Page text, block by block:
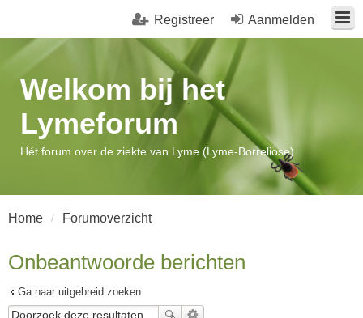
Aanmelden
Registreer
Welkom bij het
Lymeforum
Hét forum over de ziekte van Lyme (Lyme-Borreliose)
Home Forumoverzicht
Onbeantwoorde berichten
Ga naar uitgebreid zoeken